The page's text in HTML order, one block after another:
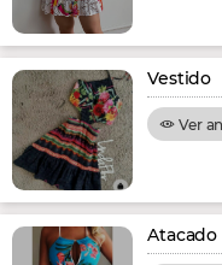
Vestido
Ver
Atacado